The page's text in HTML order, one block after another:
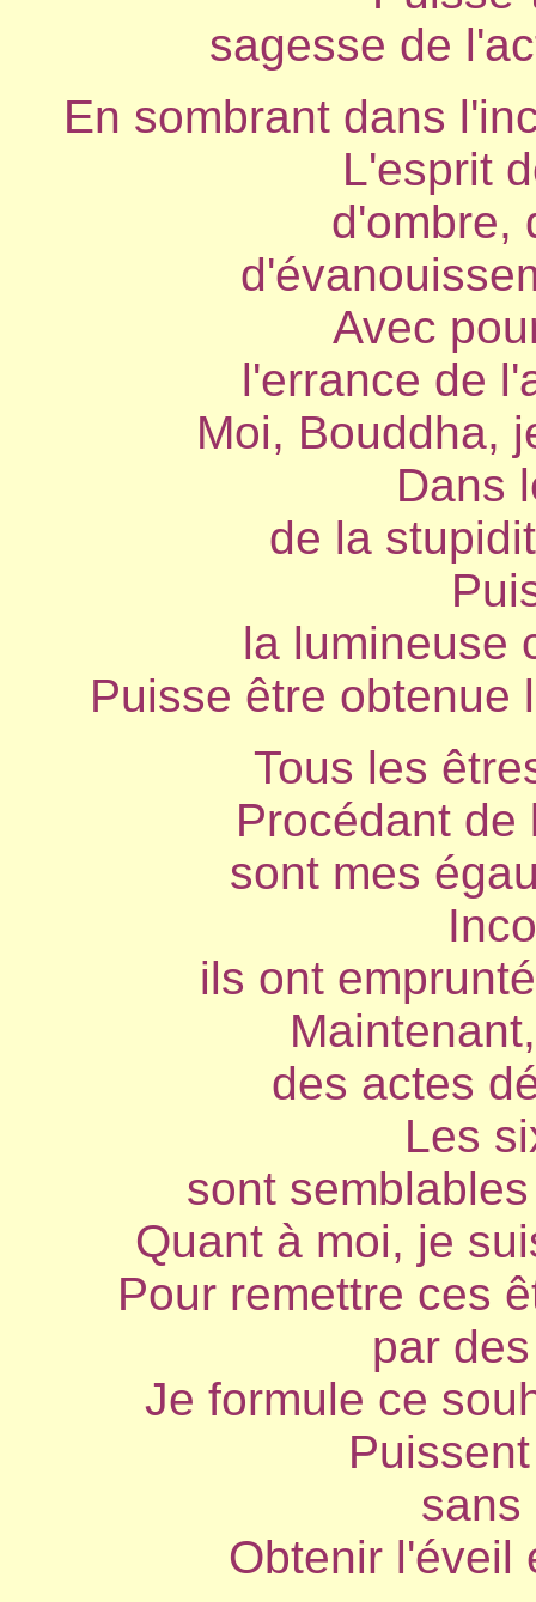
sagesse de
En sombrant dans
L'esprit
d'ombre,
Avec
l'errance de
Moi, Bouddha,
Dans
de la
la lumineuse
Puisse être obtenue
Tous les
Procédant
sont mes
ils ont
des actes
Les
sont
Quant à moi, je
Pour remettre ces
par
Je formule ce
sans
Obtenir l'éveil